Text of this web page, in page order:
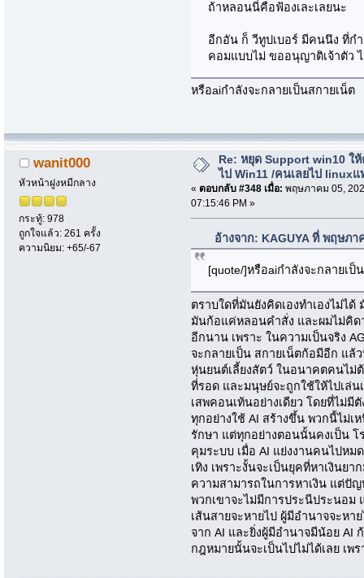
ถ้าหลอนนี่คือฟ้องเละเลยนะ
อีกอัน ก็ วีทูปเบอร์ มีคนนึง ที่ก
คอมแบบไม่ ขออนุญาติเจ้าตัว
หรือaiกำลังจะกลายเป็นสกายเน็ต
wanit000
หัวหน้าฝูงหมีกลาง
กระทู้: 978
ถูกใจแล้ว: 261 ครั้ง
ความนิยม: +65/-67
Re: หยุด Support win10 ใ
ไป Win11 /คนเลยไป linuxแ
« ตอบกลับ #348 เมื่อ: พฤษภาคม 05,
07:15:46 PM »
อ้างจาก: KAGUYA ที่ พฤษภา
[quote/]หรือaiกำลังจะกลายเป็
ตราบใดที่มันยังคิดเองทำเองไม่ไ
มันก้อแค่หลอนคำสั่ง และผมไม่คิดว่
อีกนาน เพราะ ในความเป็นจริง
จะกลายเป็น สกายเน็ตก้อมีอีก แล้
หุ่นยนต์เลี้ยงสัตว์ ในอนาคตคนไม่
ที่รอด และมนุษย์จะถูกใช้ให้ไปเล่
เสพคอนเท้นอย่างเดียว โดยที่ไม่มี
ทุกอย่างใช้ AI สร้างขึ้น พวกนี้ไม่เ
รักษา แต่ทุกอย่างตอนนั้นคงเป็น
คุมระบบ เมื่อ AI แย่งงานคนไปหม
เทิง เพราะงั้นจะเป็นยุคที่หาเงิน
ความสามารถในการหาเงิน แต่ปั
พวกเขาจะไม่มีการประนีประนอ
เส้นสายจะหายไป ผู้มีอำนาจจะห
จาก AI และยิ่งผู้มีอำนาจมีน้อย AI
กฎหมายนั้นจะเป็นไปไม่ได้เลย เพ